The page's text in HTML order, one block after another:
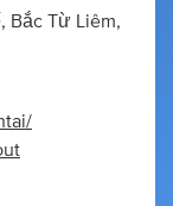
Bắc Từ Liêm,